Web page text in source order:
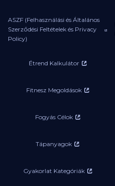
ASZF (Felhasználási és Általános
Szerződési Feltételek és Privacy
Policy)
Étrend Kalkulátor
Fitnesz Megoldások
Fogyás Célok
Tápanyagok
Gyakorlat Kategóriák